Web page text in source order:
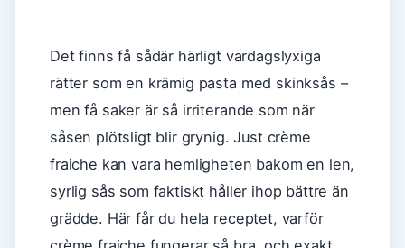
Det finns få sådär härligt vardagslyxiga
rätter som en krämig pasta med skinksås –
men få saker är så irriterande som när
såsen plötsligt blir grynig. Just crème
fraiche kan vara hemligheten bakom en len,
syrlig sås som faktiskt håller ihop bättre än
grädde. Här får du hela receptet, varför